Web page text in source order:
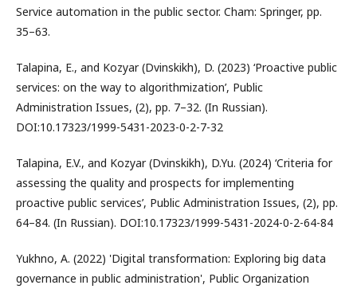
Service automation in the public sector. Cham: Springer, pp.
35–63.
Talapina, E., and Kozyar (Dvinskikh), D. (2023) ‘Proactive public
services: on the way to algorithmization’, Public
Administration Issues, (2), pp. 7–32. (In Russian).
DOI:10.17323/1999-5431-2023-0-2-7-32
Talapina, E.V., and Kozyar (Dvinskikh), D.Yu. (2024) ‘Criteria for
assessing the quality and prospects for implementing
proactive public services’, Public Administration Issues, (2), pp.
64–84. (In Russian). DOI:10.17323/1999-5431-2024-0-2-64-84
Yukhno, A. (2022) 'Digital transformation: Exploring big data
governance in public administration', Public Organization